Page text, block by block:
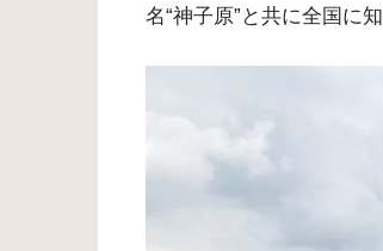
名“神子原”と共に全国に